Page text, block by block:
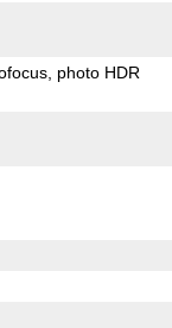
photo HDR